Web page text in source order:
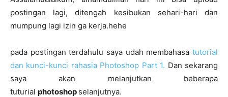
postingan lagi, ditengah kesibukan sehari-hari dan
mumpung lagi izin ga kerja.hehe
pada postingan terdahulu saya udah membahasa tutorial
dan kunci-kunci rahasia Photoshop Part 1. Dan sekarang
saya akan melanjutkan beberapa
tuturial photoshop selanjutnya.